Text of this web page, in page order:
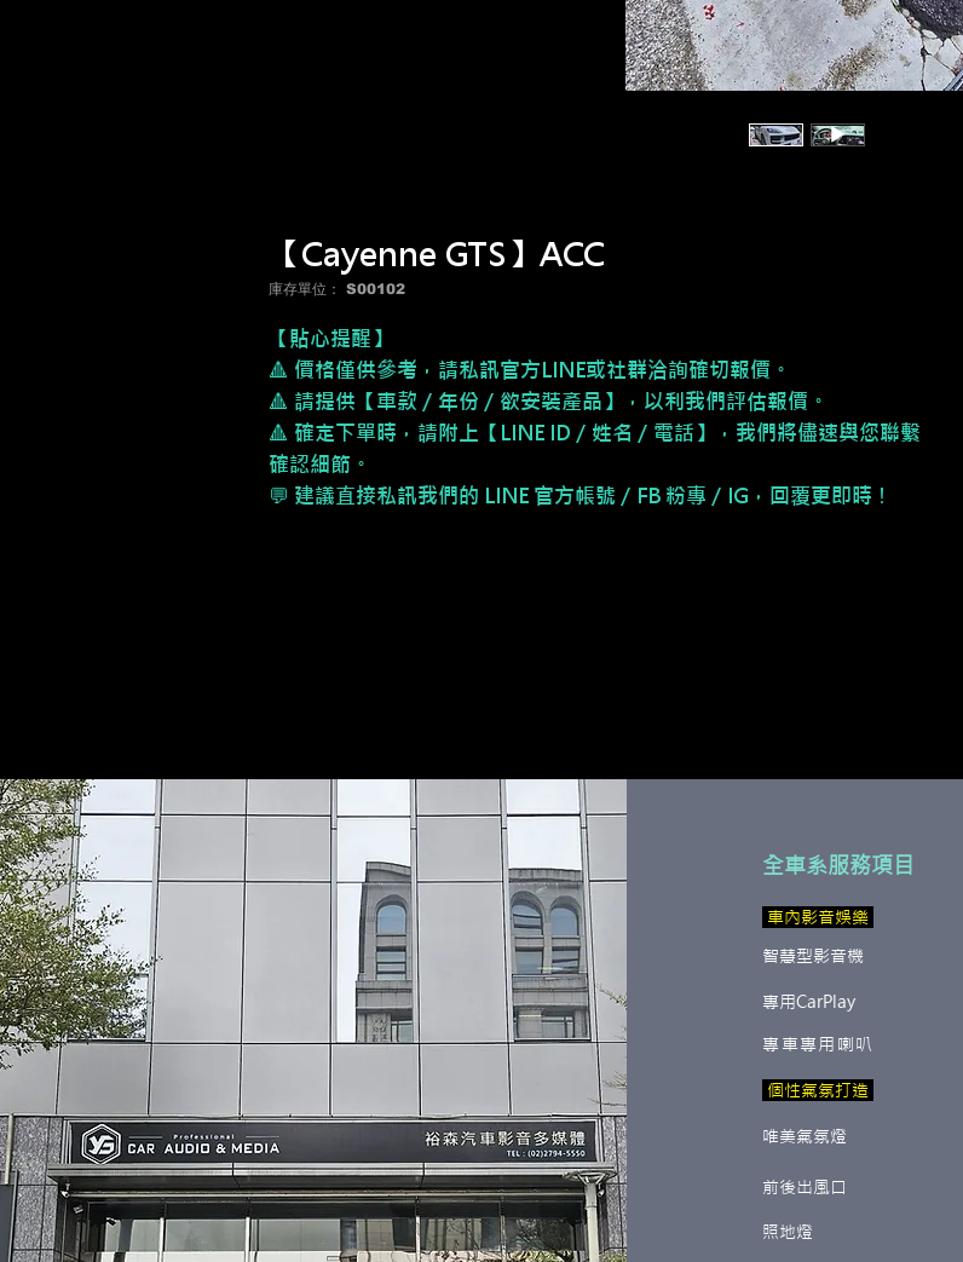
【Cayenne GTS】ACC
庫存單位： S00102
【貼心提醒】
🔺 價格僅供參考，請私訊官方LINE或社群洽詢確切報價。
🔺 請提供【車款／年份／欲安裝產品】，以利我們評估報價。
🔺 確定下單時，請附上【LINE ID／姓名／電話】，我們將儘速與您聯繫
確認細節。
💬 建議直接私訊我們的 LINE 官方帳號／FB 粉專／IG，回覆更即時！
全車系服務項目
​ 車內影音娛樂
智慧型影音機
專用CarPlay
專車專用喇叭
​ 個性氣氛打造
唯美氣氛燈
前後出風口
照地燈